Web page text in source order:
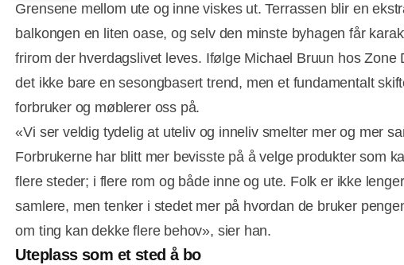
Grensene mellom ute og inne viskes ut. Terrassen blir en
balkongen en liten oase, og selv den minste byhagen får
frirom der hverdagslivet leves. Ifølge Michael Bruun hos Zone
det ikke bare en sesongbasert trend, men et fundamentalt
forbruker og møblerer oss på.
«Vi ser veldig tydelig at uteliv og inneliv smelter mer og mer
Forbrukerne har blitt mer bevisste på å velge produkter som
flere steder; i flere rom og både inne og ute. Folk er ikke
samlere, men tenker i stedet mer på hvordan de bruker
om ting kan dekke flere behov», sier han.
Uteplass som et sted å bo